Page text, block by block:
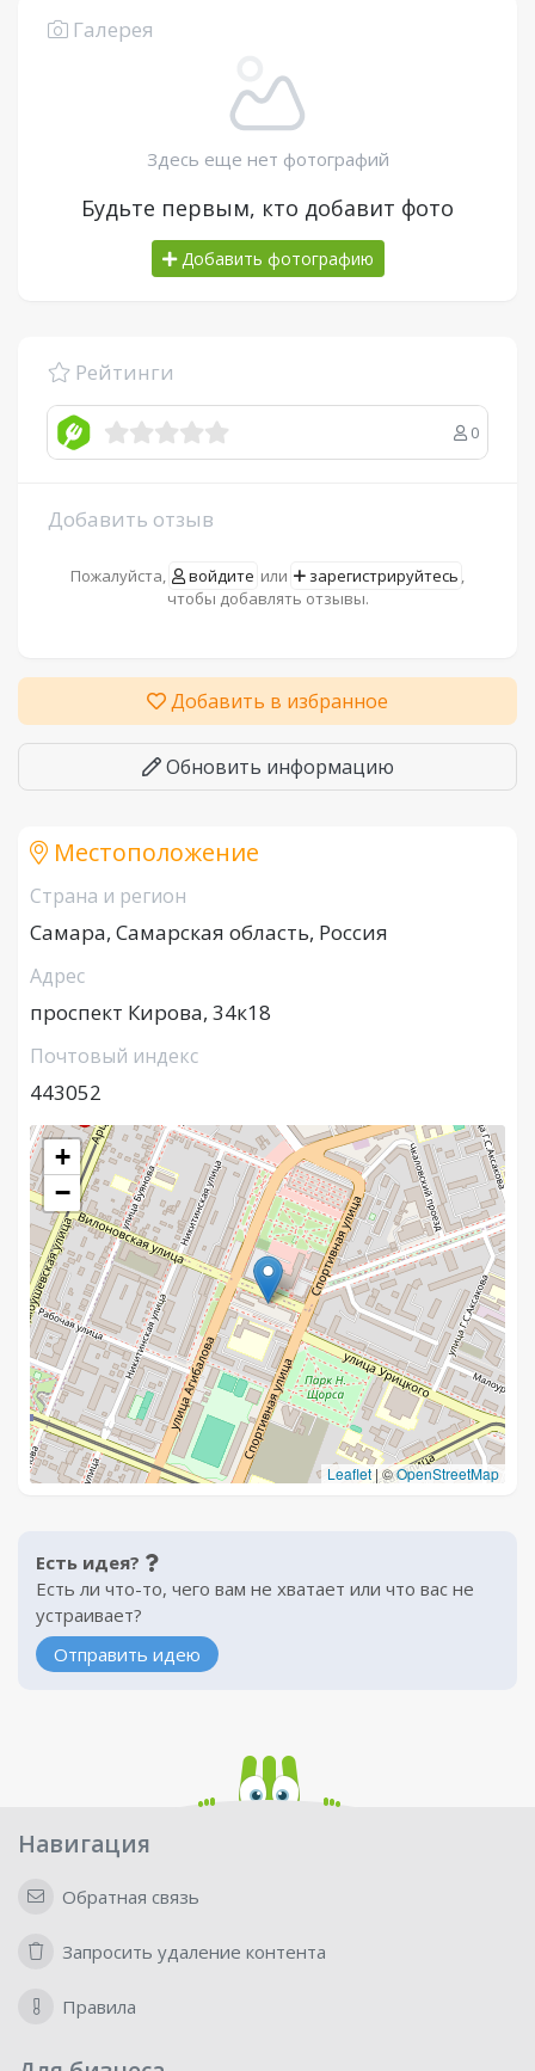
Галерея
Здесь еще нет фотографий
Будьте первым, кто добавит фото
Добавить фотографию
Рейтинги
0
Добавить отзыв
Пожалуйста, войдите или зарегистрируйтесь ,
чтобы добавлять отзывы.
Добавить в избранное
Обновить информацию
Местоположение
Страна и регион
Самара, Самарская область, Россия
Адрес
проспект Кирова, 34к18
Почтовый индекс
443052
+
−
Leaflet | ©OpenStreetMap
Есть идея?
Есть ли что-то, чего вам не хватает или что вас не
устраивает?
Отправить идею
Навигация
Обратная связь
Запросить удаление контента
Правила